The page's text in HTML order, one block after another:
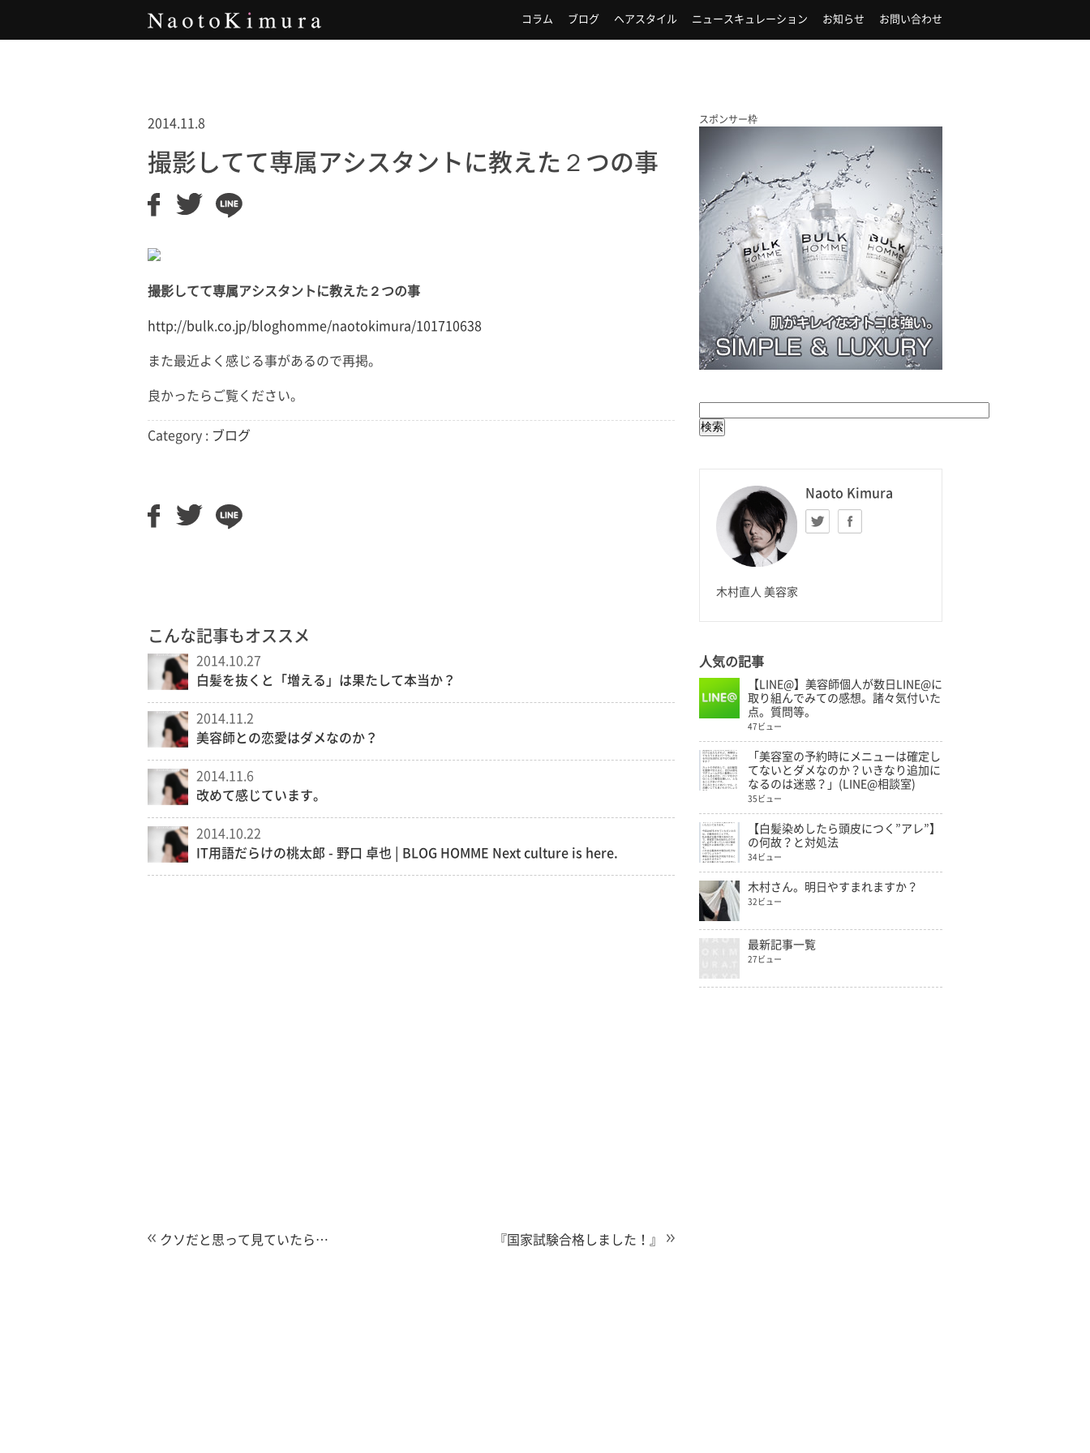
コラム ブログ ヘアスタイル ニュースキュレーション お知らせ お問い合わせ
2014.11.8
撮影してて専属アシスタントに教えた２つの事
撮影してて専属アシスタントに教えた２つの事
http://bulk.co.jp/bloghomme/naotokimura/101710638
また最近よく感じる事があるので再掲。
良かったらご覧ください。
Category : ブログ
こんな記事もオススメ
2014.10.27
白髪を抜くと「増える」は果たして本当か？
2014.11.2
美容師との恋愛はダメなのか？
2014.11.6
改めて感じています。
2014.10.22
IT用語だらけの桃太郎 - 野口 卓也 | BLOG HOMME Next culture is here.
クソだと思って見ていたら… 『国家試験合格しました！』
スポンサー枠
Naoto Kimura
木村直人 美容家
人気の記事
【LINE@】美容師個人が数日LINE@に
取り組んでみての感想。諸々気付いた
点。質問等。
47ビュー
「美容室の予約時にメニューは確定し
てないとダメなのか？いきなり追加に
なるのは迷惑？」(LINE@相談室)
35ビュー
【白髪染めしたら頭皮につく”アレ”】
の何故？と対処法
34ビュー
木村さん。明日やすまれますか？
32ビュー
最新記事一覧
27ビュー